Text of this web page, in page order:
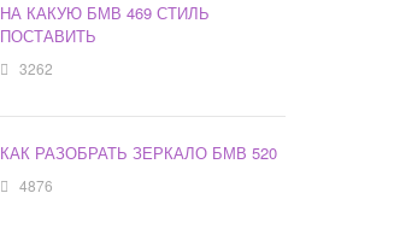
НА КАКУЮ БМВ 469 СТИЛЬ
ПОСТАВИТЬ
3262
КАК РАЗОБРАТЬ ЗЕРКАЛО БМВ 520
4876